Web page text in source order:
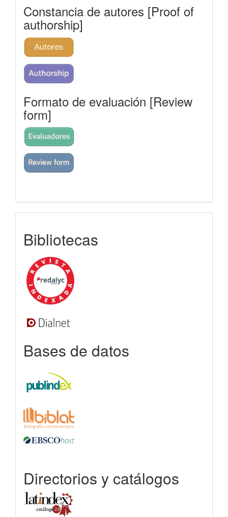
Constancia de autores [Proof of
authorship]
Formato de evaluación [Review
form]
Bibliotecas
Bases de datos
Directorios y catálogos